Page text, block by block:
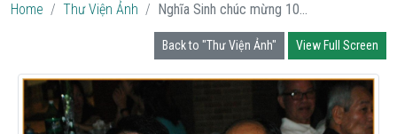
Home Thư Viện Ảnh Nghĩa Sinh chúc mừng 10...
Back to "Thư Viện Ảnh" View Full Screen